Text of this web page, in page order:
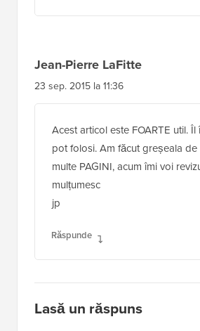
Jean-Pierre LaFitte
23 sep. 2015 la 11:36
Acest articol este FOARTE util.
pot folosi. Am făcut greșeala
multe PAGINI, acum îmi voi
mulțumesc
jp
Răspunde
Lasă un răspuns